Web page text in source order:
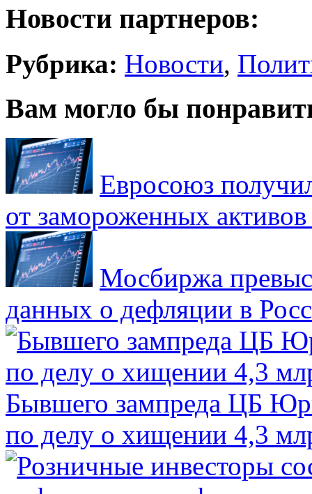
Новости партнеров:
Рубрика: Новости,
Вам могло бы
Евросоюз
от замороженных
Мосбиржа
данных о дефляции в
Бывшего зампреда ЦБ
по делу о хищении 4,3